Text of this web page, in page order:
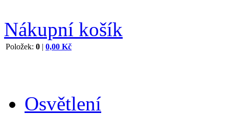
Nákupní košík
Položek: 0 | 0,00 Kč
Osvětlení